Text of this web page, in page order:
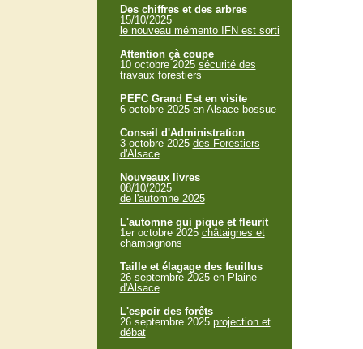
Des chiffres et des arbres
15/10/2025
le nouveau mémento IFN est sorti
Attention çà coupe
10 octobre 2025 sécurité des
travaux forestiers
PEFC Grand Est en visite
6 octobre 2025 en Alsace bossue
Conseil d'Administration
3 octobre 2025 des Forestiers
d'Alsace
Nouveaux livres
08/10/2025
de l'automne 2025
L'automne qui pique et fleurit
1er octobre 2025 châtaignes et
champignons
Taille et élagage des feuillus
26 septembre 2025 en Plaine
d'Alsace
L'espoir des forêts
26 septembre 2025 projection et
débat